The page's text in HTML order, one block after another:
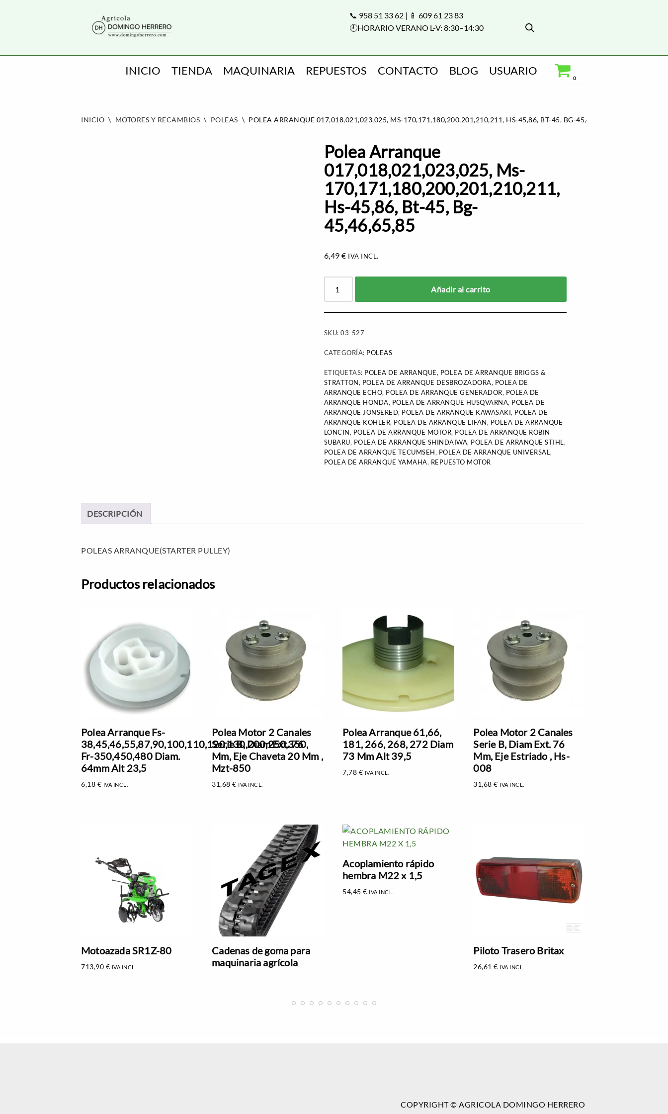
📞 958 51 33 62 | 📱 609 61 23 83
🕘HORARIO VERANO L-V: 8:30–14:30
INICIO TIENDA MAQUINARIA REPUESTOS CONTACTO BLOG USUARIO
0
INICIO \ MOTORES Y RECAMBIOS \ POLEAS \ POLEA ARRANQUE 017,018,021,023,025, MS-170,171,180,200,201,210,211, HS-45,86, BT-45, BG-45,46,65,85
Polea Arranque
017,018,021,023,025, Ms-
170,171,180,200,201,210,211,
Hs-45,86, Bt-45, Bg-
45,46,65,85
6,49€ IVA INCL.
Añadir al carrito
SKU:03-527
CATEGORÍA: POLEAS
ETIQUETAS: POLEA DE ARRANQUE, POLEA DE ARRANQUE BRIGGS &
STRATTON, POLEA DE ARRANQUE DESBROZADORA, POLEA DE
ARRANQUE ECHO, POLEA DE ARRANQUE GENERADOR, POLEA DE
ARRANQUE HONDA, POLEA DE ARRANQUE HUSQVARNA, POLEA DE
ARRANQUE JONSERED, POLEA DE ARRANQUE KAWASAKI, POLEA DE
ARRANQUE KOHLER, POLEA DE ARRANQUE LIFAN, POLEA DE ARRANQUE
LONCIN, POLEA DE ARRANQUE MOTOR, POLEA DE ARRANQUE ROBIN
SUBARU, POLEA DE ARRANQUE SHINDAIWA, POLEA DE ARRANQUE STIHL,
POLEA DE ARRANQUE TECUMSEH, POLEA DE ARRANQUE UNIVERSAL,
POLEA DE ARRANQUE YAMAHA, REPUESTO MOTOR
DESCRIPCIÓN
POLEAS ARRANQUE(STARTER PULLEY)
Productos relacionados
Polea Arranque Fs-
38,45,46,55,87,90,100,110,120,130,200,250,350,
Fr-350,450,480 Diam.
64mm Alt 23,5
6,18 € IVA INCL.
Polea Motor 2 Canales
Serie B, Diam Ext. 76
Mm, Eje Chaveta 20 Mm ,
Mzt-850
31,68€ IVA INCL.
Polea Arranque 61,66,
181, 266, 268, 272 Diam
73 Mm Alt 39,5
7,78 € IVA INCL.
Polea Motor 2 Canales
Serie B, Diam Ext. 76
Mm, Eje Estriado , Hs-
008
31,68€ IVA INCL.
Motoazada SR1Z-80
713,90 € IVA INCL.
Cadenas de goma para
maquinaria agrícola
Acoplamiento rápido
hembra M22 x 1,5
54,45€ IVA INCL.
Piloto Trasero Britax
26,61€ IVA INCL.
COPYRIGHT © AGRICOLA DOMINGO HERRERO